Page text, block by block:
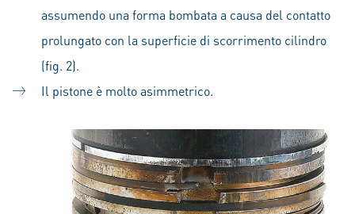
assumendo una forma bombata a causa del contatto
prolungato con la superficie di scorrimento cilindro
(fig. 2).
Il pistone è molto asimmetrico.